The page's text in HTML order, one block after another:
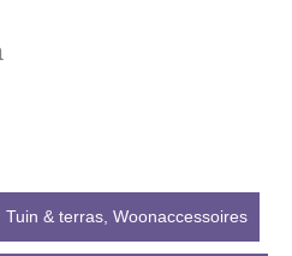
Tuin & terras Woonaccessoires